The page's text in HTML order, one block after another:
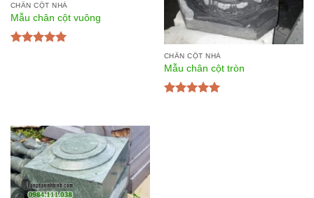
CHÂN CỘT NHÀ
Mẫu chân cột vuông
CHÂN CỘT NHÀ
Mẫu chân cột tròn